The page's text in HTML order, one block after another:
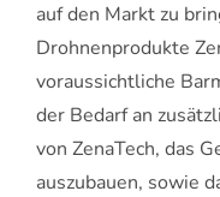
auf den Markt zu
Drohnenprodukte
voraussichtliche
der Bedarf an
von ZenaTech, das
auszubauen, sowie